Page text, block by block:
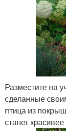
Разместите на
сделанные
птица из
станет